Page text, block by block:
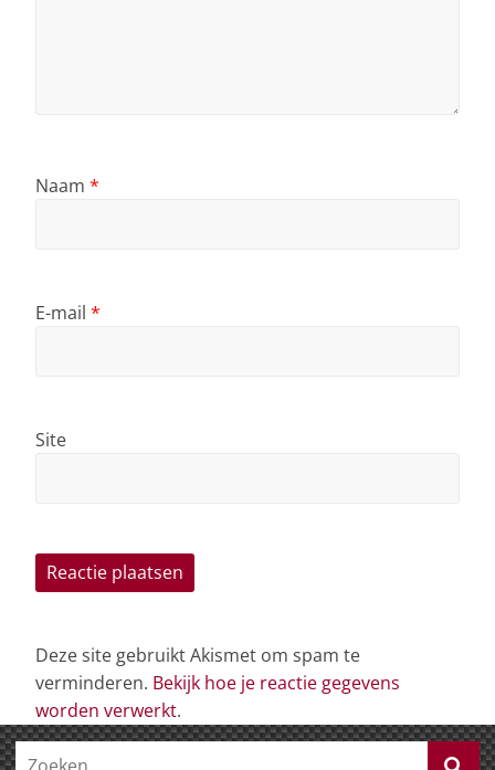
Naam *
E-mail *
Site
Deze site gebruikt Akismet om spam te
verminderen. Bekijk hoe je reactie gegevens
worden verwerkt.